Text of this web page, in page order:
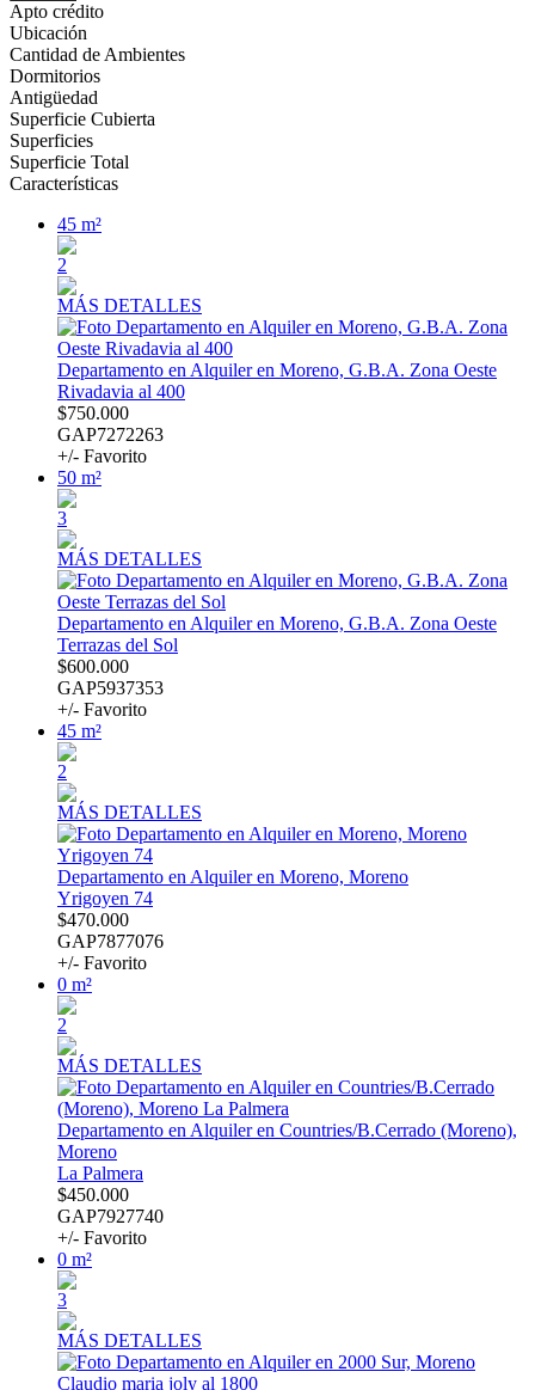
Apto crédito
Ubicación
Cantidad de Ambientes
Dormitorios
Antigüedad
Superficie Cubierta
Superficies
Superficie Total
Características
45 m²
2
MÁS DETALLES
Departamento en Alquiler en Moreno, G.B.A. Zona Oeste
Rivadavia al 400
$750.000
GAP7272263
+/- Favorito
50 m²
3
MÁS DETALLES
Departamento en Alquiler en Moreno, G.B.A. Zona Oeste
Terrazas del Sol
$600.000
GAP5937353
+/- Favorito
45 m²
2
MÁS DETALLES
Departamento en Alquiler en Moreno, Moreno
Yrigoyen 74
$470.000
GAP7877076
+/- Favorito
0 m²
2
MÁS DETALLES
Departamento en Alquiler en Countries/B.Cerrado (Moreno),
Moreno
La Palmera
$450.000
GAP7927740
+/- Favorito
0 m²
3
MÁS DETALLES